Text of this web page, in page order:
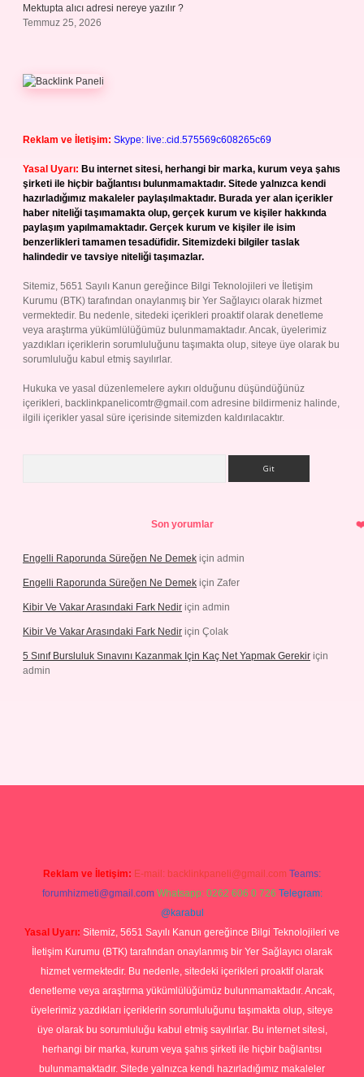
Mektupta alıcı adresi nereye yazılır ?
Temmuz 25, 2026
Reklam ve İletişim: Skype: live:.cid.575569c608265c69
Yasal Uyarı: Bu internet sitesi, herhangi bir marka, kurum veya şahıs
şirketi ile hiçbir bağlantısı bulunmamaktadır. Sitede yalnızca kendi
hazırladığımız makaleler paylaşılmaktadır. Burada yer alan içerikler
haber niteliği taşımamakta olup, gerçek kurum ve kişiler hakkında
paylaşım yapılmamaktadır. Gerçek kurum ve kişiler ile isim
benzerlikleri tamamen tesadüfidir. Sitemizdeki bilgiler taslak
halindedir ve tavsiye niteliği taşımazlar.
Sitemiz, 5651 Sayılı Kanun gereğince Bilgi Teknolojileri ve İletişim
Kurumu (BTK) tarafından onaylanmış bir Yer Sağlayıcı olarak hizmet
vermektedir. Bu nedenle, sitedeki içerikleri proaktif olarak denetleme
veya araştırma yükümlülüğümüz bulunmamaktadır. Ancak, üyelerimiz
yazdıkları içeriklerin sorumluluğunu taşımakta olup, siteye üye olarak bu
sorumluluğu kabul etmiş sayılırlar.
Hukuka ve yasal düzenlemelere aykırı olduğunu düşündüğünüz
içerikleri, backlinkpanelicomtr@gmail.com adresine bildirmeniz halinde,
ilgili içerikler yasal süre içerisinde sitemizden kaldırılacaktır.
Son yorumlar
Engelli Raporunda Süreğen Ne Demek için admin
Engelli Raporunda Süreğen Ne Demek için Zafer
Kibir Ve Vakar Arasındaki Fark Nedir için admin
Kibir Ve Vakar Arasındaki Fark Nedir için Çolak
5 Sınıf Bursluluk Sınavını Kazanmak Için Kaç Net Yapmak Gerekir için
admin
Reklam ve İletişim: E-mail: backlinkpaneli@gmail.com Teams:
forumhizmeti@gmail.com Whatsapp: 0262 606 0 726 Telegram:
@karabul
Yasal Uyarı: Sitemiz, 5651 Sayılı Kanun gereğince Bilgi Teknolojileri ve
İletişim Kurumu (BTK) tarafından onaylanmış bir Yer Sağlayıcı olarak
hizmet vermektedir. Bu nedenle, sitedeki içerikleri proaktif olarak
denetleme veya araştırma yükümlülüğümüz bulunmamaktadır. Ancak,
üyelerimiz yazdıkları içeriklerin sorumluluğunu taşımakta olup, siteye
üye olarak bu sorumluluğu kabul etmiş sayılırlar. Bu internet sitesi,
herhangi bir marka, kurum veya şahıs şirketi ile hiçbir bağlantısı
bulunmamaktadır. Sitede yalnızca kendi hazırladığımız makaleler